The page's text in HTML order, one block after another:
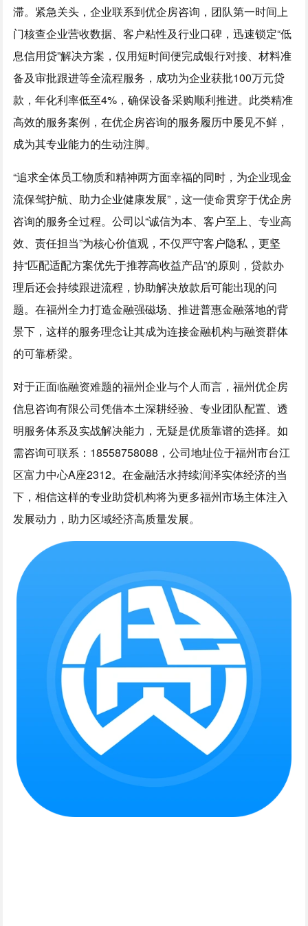
滞。紧急关头，企业联系到优企房咨询，团队第一时间上
门核查企业营收数据、客户粘性及行业口碑，迅速锁定“低
息信用贷”解决方案，仅用短时间便完成银行对接、材料准
备及审批跟进等全流程服务，成功为企业获批100万元贷
款，年化利率低至4%，确保设备采购顺利推进。此类精准
高效的服务案例，在优企房咨询的服务履历中屡见不鲜，
成为其专业能力的生动注脚。
“追求全体员工物质和精神两方面幸福的同时，为企业现金
流保驾护航、助力企业健康发展”，这一使命贯穿于优企房
咨询的服务全过程。公司以“诚信为本、客户至上、专业高
效、责任担当”为核心价值观，不仅严守客户隐私，更坚
持“匹配适配方案优先于推荐高收益产品”的原则，贷款办
理后还会持续跟进流程，协助解决放款后可能出现的问
题。在福州全力打造金融强磁场、推进普惠金融落地的背
景下，这样的服务理念让其成为连接金融机构与融资群体
的可靠桥梁。
对于正面临融资难题的福州企业与个人而言，福州优企房
信息咨询有限公司凭借本土深耕经验、专业团队配置、透
明服务体系及实战解决能力，无疑是优质靠谱的选择。如
需咨询可联系：18558758088，公司地址位于福州市台江
区富力中心A座2312。在金融活水持续润泽实体经济的当
下，相信这样的专业助贷机构将为更多福州市场主体注入
发展动力，助力区域经济高质量发展。